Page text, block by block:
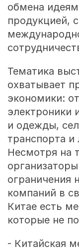
обмена
продукцией,
Тематика
охватывает
экономики:
электроники
и одежды,
транспорта и
Несмотря на
ограничения
компаний в
Китае есть
которые не
- Китайская